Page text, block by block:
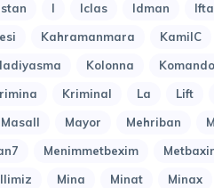
I Iclas Idman
Kahramanmara KamilC
Kolonna Komando
Kriminal La Lift
Masall Mayor Mehriban
Menimmetbexim
Mina Minat Minax